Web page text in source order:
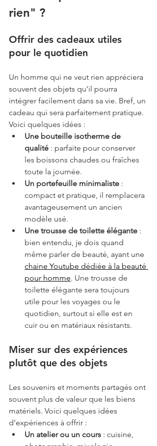
rien" ?
Offrir des cadeaux utiles
pour le quotidien
Un homme qui ne veut rien appréciera
souvent des objets qu’il pourra
intégrer facilement dans sa vie. Bref, un
cadeau qui sera parfaitement pratique.
Voici quelques idées :
Une bouteille isotherme de
qualité : parfaite pour conserver
les boissons chaudes ou fraîches
toute la journée.
Un portefeuille minimaliste :
compact et pratique, il remplacera
avantageusement un ancien
modèle usé.
Une trousse de toilette élégante :
bien entendu, je dois quand
même parler de beauté, ayant une
chaine Youtube dédiée à la beauté
pour homme. Une trousse de
toilette élégante sera toujours
utile pour les voyages ou le
quotidien, surtout si elle est en
cuir ou en matériaux résistants.
Miser sur des expériences
plutôt que des objets
Les souvenirs et moments partagés ont
souvent plus de valeur que les biens
matériels. Voici quelques idées
d’expériences à offrir :
Un atelier ou un cours : cuisine,